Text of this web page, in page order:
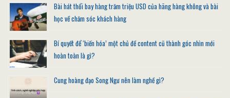
Bài hát thổi bay hàng trăm triệu USD của hãng hàng không và bài
học về chăm sóc khách hàng
Bí quyết để ‘biến hóa’ một chủ đề content cũ thành góc nhìn mới
hoàn toàn là gì?
Cung hoàng đạo Song Ngư nên làm nghề gì?